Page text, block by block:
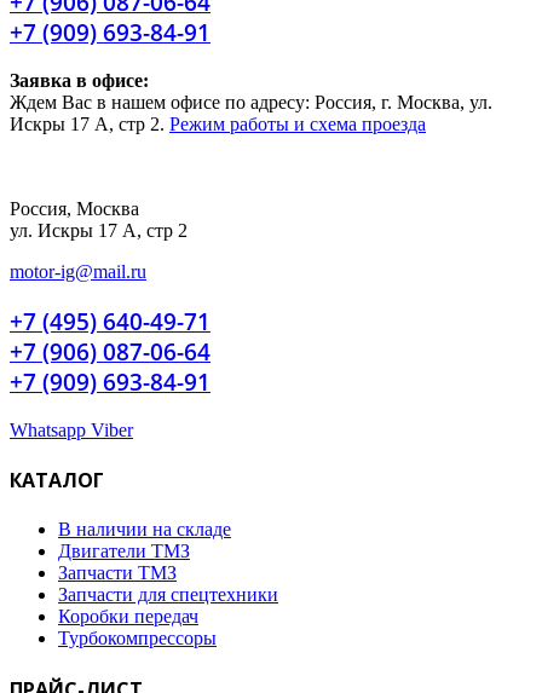
+7 (909) 693-84-91
Заявка в офисе:
Ждем Вас в нашем офисе по адресу: Россия, г. Москва, ул.
Искры 17 А, стр 2. Режим работы и схема проезда
Россия, Москва
ул. Искры 17 А, стр 2
motor-ig@mail.ru
+7 (495) 640-49-71
+7 (906) 087-06-64
+7 (909) 693-84-91
Whatsapp Viber
КАТАЛОГ
В наличии на складе
Двигатели ТМЗ
Запчасти ТМЗ
Запчасти для спецтехники
Коробки передач
Турбокомпрессоры